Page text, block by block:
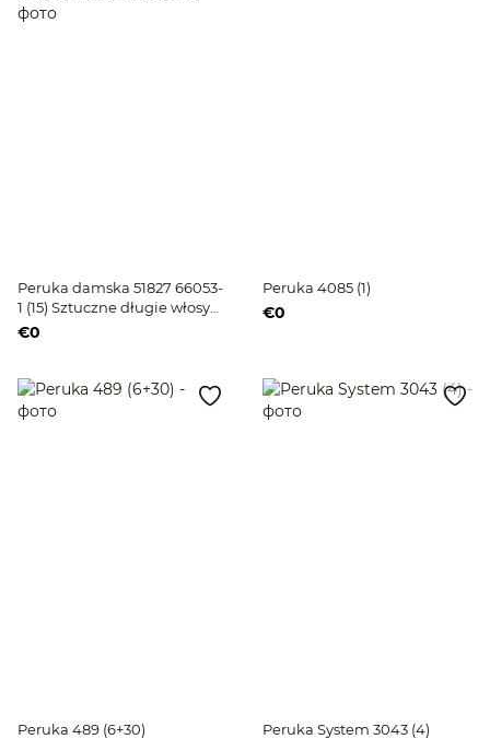
Peruka damska 51827 66053-
1 (15) Sztuczne długie włosy
russetowe
€0
Peruka 4085 (1)
€0
Peruka 489 (6+30) Peruka System 3043 (4)